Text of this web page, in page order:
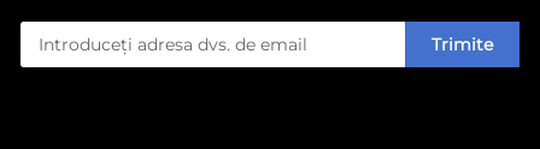
Trimite